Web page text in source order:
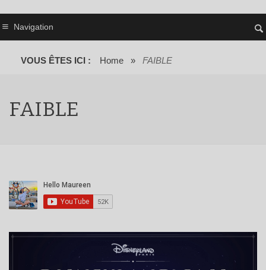
Navigation
VOUS ÊTES ICI : Home » FAIBLE
FAIBLE